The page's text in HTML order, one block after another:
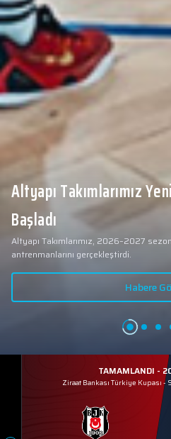
Altyapı Takımlarımız
Başladı
Altyapı Takımlarımız, 2026–2027
antrenmanlarını gerçekleştirdi.
Habere
TAMAMLANDI -
Ziraat Bankası Türkiye Kupası -